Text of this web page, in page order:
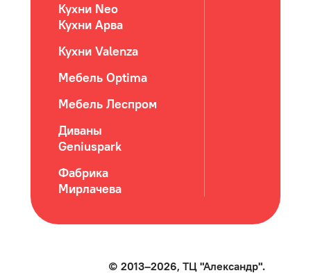
Кухни Neo
Кухни Арва
Кухни Valenza
Мебель Optima
Мебель Леспром
Диваны
Geniuspark
Фабрика
Мирлачева
© 2013–2026, ТЦ "Александр".